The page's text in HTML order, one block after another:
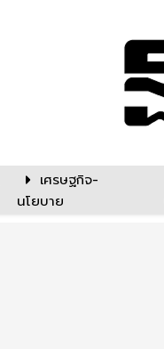
เศรษฐกิจ-
นโยบาย